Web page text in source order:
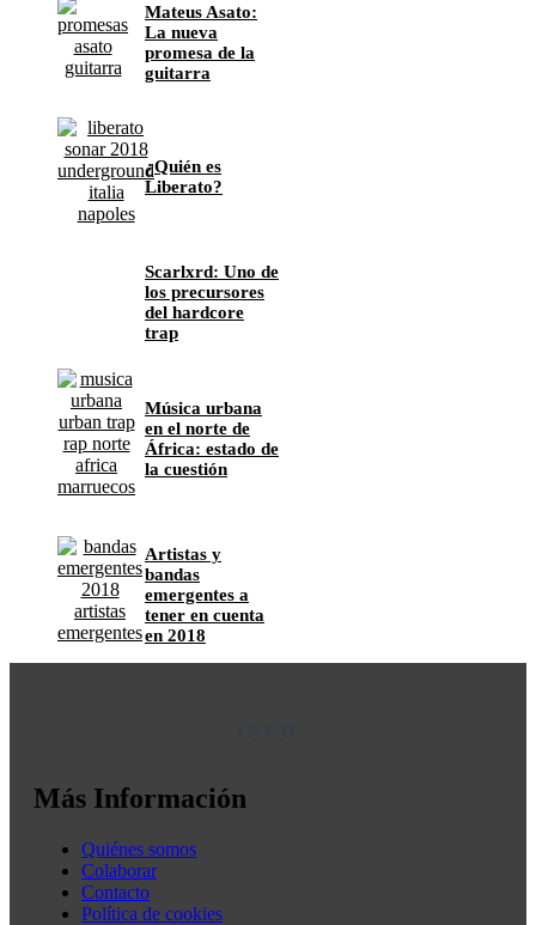
Mateus Asato:
La nueva
promesa de la
guitarra
¿Quién es
Liberato?
Scarlxrd: Uno de
los precursores
del hardcore
trap
Música urbana
en el norte de
África: estado de
la cuestión
Artistas y
bandas
emergentes a
tener en cuenta
en 2018
Más Información
Quiénes somos
Colaborar
Contacto
Política de cookies